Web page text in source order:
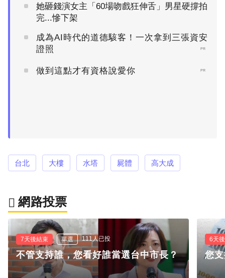
她砸錢演女主「60場吻戲狂伸舌」男星硬撐拍
完...慘下架
成為AI時代的道德駭客！一次拿到三張資安
證照
PR
做到這點才有資格說愛你 PR
台北 大樓 水塔 屍體 高大成
網路投票
7天後結束 單選 111人已投
不管支持誰，您看好誰當選台中市長？
6天
您